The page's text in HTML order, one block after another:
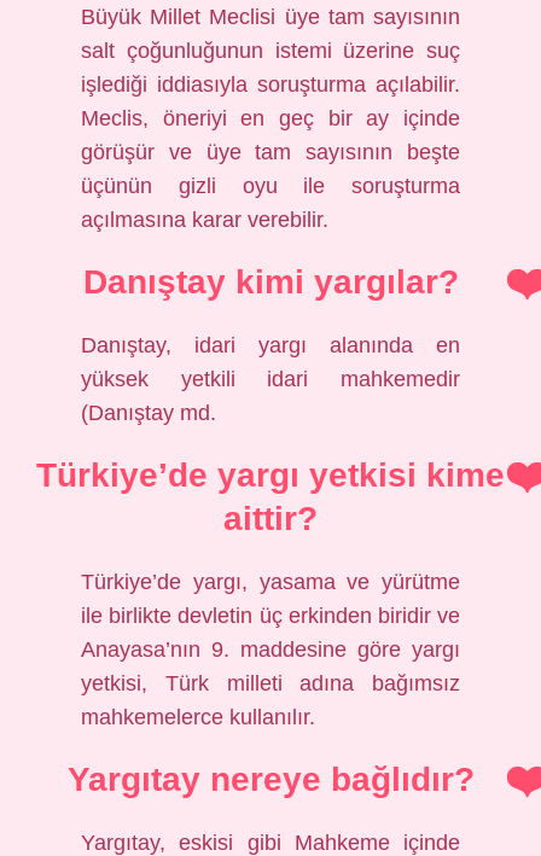
Büyük Millet Meclisi üye tam sayısının
salt çoğunluğunun istemi üzerine suç
işlediği iddiasıyla soruşturma açılabilir.
Meclis, öneriyi en geç bir ay içinde
görüşür ve üye tam sayısının beşte
üçünün gizli oyu ile soruşturma
açılmasına karar verebilir.
Danıştay kimi yargılar?
Danıştay, idari yargı alanında en
yüksek yetkili idari mahkemedir
(Danıştay md.
Türkiye’de yargı yetkisi kime
aittir?
Türkiye’de yargı, yasama ve yürütme
ile birlikte devletin üç erkinden biridir ve
Anayasa’nın 9. maddesine göre yargı
yetkisi, Türk milleti adına bağımsız
mahkemelerce kullanılır.
Yargıtay nereye bağlıdır?
Yargıtay, eskisi gibi Mahkeme içinde